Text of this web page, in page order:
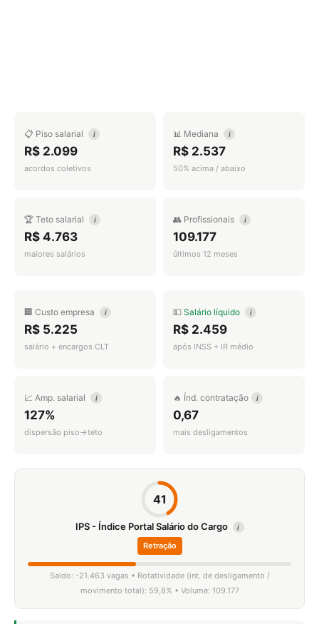
📋 Piso salarial i
R$ 2.099
acordos coletivos
📊 Mediana i
R$ 2.537
50% acima / abaixo
🏆 Teto salarial i
R$ 4.763
maiores salários
👥 Profissionais i
109.177
últimos 12 meses
🏢 Custo empresa i
R$ 5.225
salário + encargos CLT
💵 Salário líquido i
R$ 2.459
após INSS + IR médio
📈 Amp. salarial i
127%
dispersão piso→teto
🔥 Índ. contratação i
0,67
mais desligamentos
41
IPS - Índice Portal Salário do Cargo i
Retração
Saldo: -21.463 vagas • Rotatividade (int. de desligamento /
movimento total): 59,8% • Volume: 109.177